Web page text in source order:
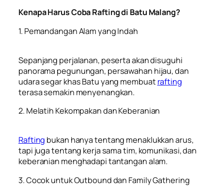
Kenapa Harus Coba Rafting di Batu Malang?
1. Pemandangan Alam yang Indah
Sepanjang perjalanan, peserta akan disuguhi
panorama pegunungan, persawahan hijau, dan
udara segar khas Batu yang membuat rafting
terasa semakin menyenangkan.
2. Melatih Kekompakan dan Keberanian
Rafting bukan hanya tentang menaklukkan arus,
tapi juga tentang kerja sama tim, komunikasi, dan
keberanian menghadapi tantangan alam.
3. Cocok untuk Outbound dan Family Gathering